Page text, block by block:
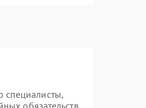
специалисты,
обязательств